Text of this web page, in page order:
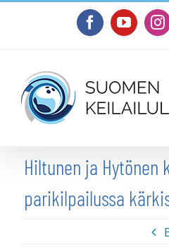
Facebook
Hiltunen ja Hytönen
parikilpailussa